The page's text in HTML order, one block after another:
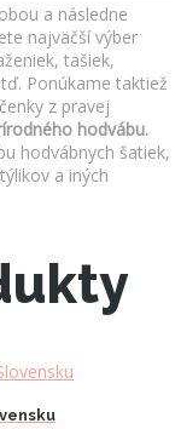
a následne
najväčší výber
tašiek,
Ponúkame taktiež
z pravej
hodvábu.
hodvábnych šatiek,
a iných